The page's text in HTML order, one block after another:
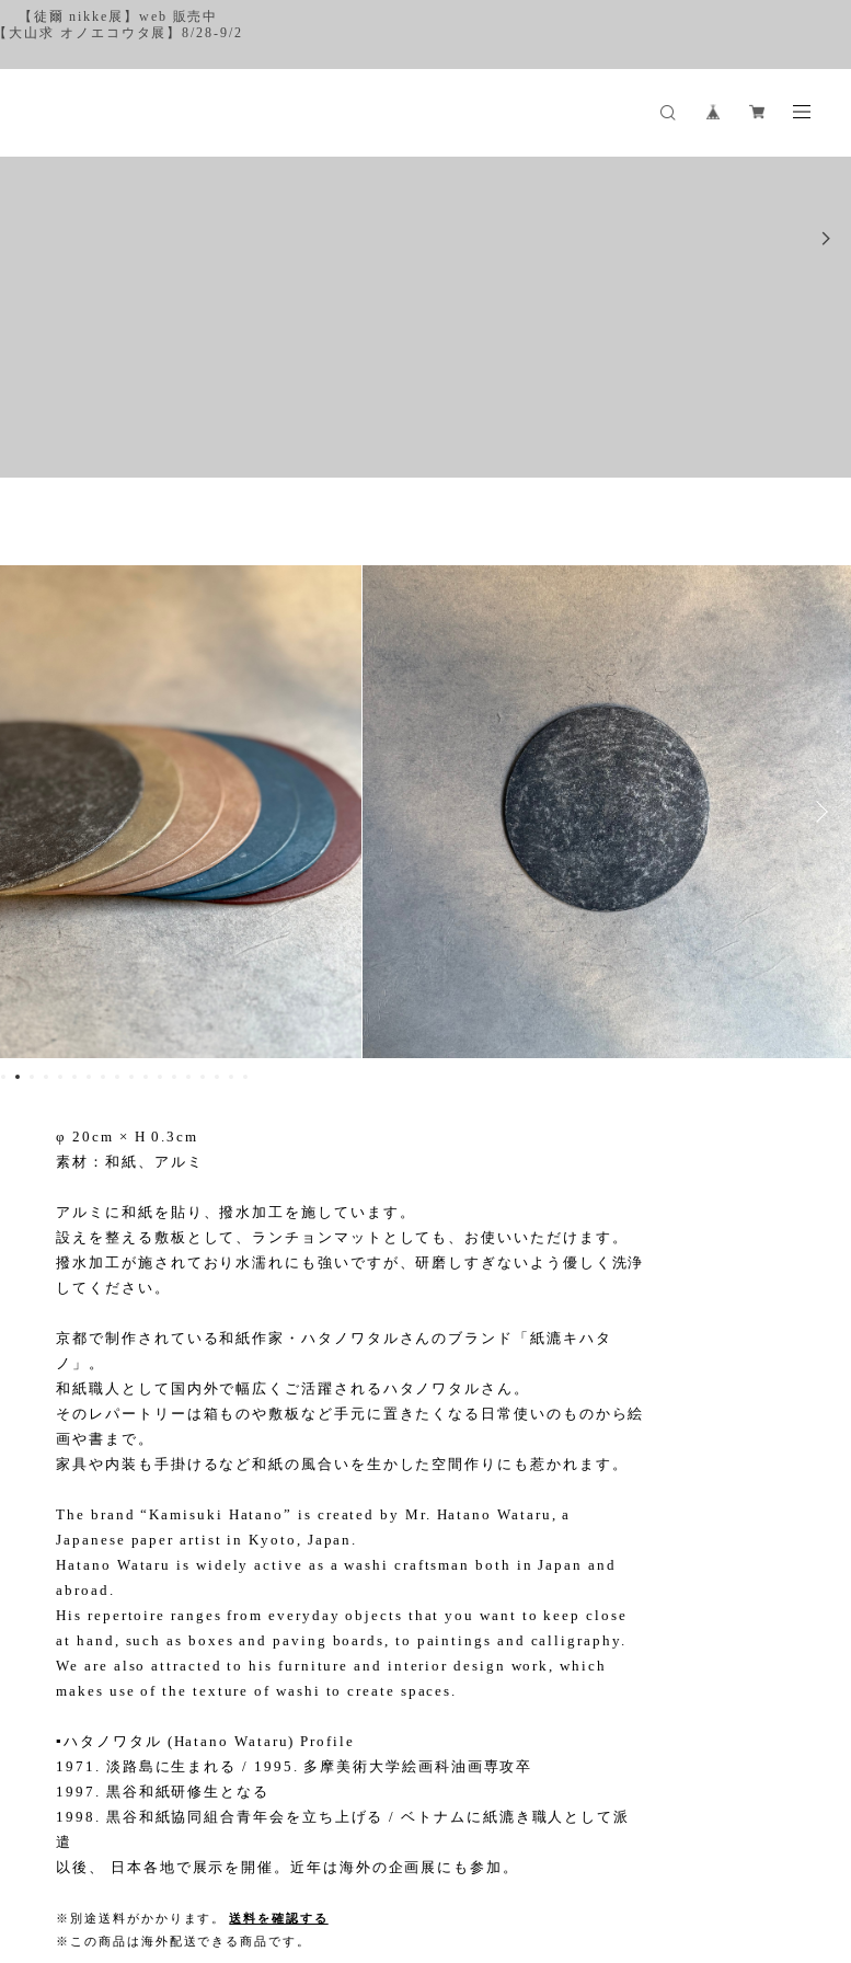
【徒爾 nikke展】web 販売中
【大山求 オノエコウタ展】8/28-9/2
φ 20cm × H 0.3cm
素材：和紙、アルミ
アルミに和紙を貼り、撥水加工を施しています。
設えを整える敷板として、ランチョンマットとしても、お使いいただけます。
撥水加工が施されており水濡れにも強いですが、研磨しすぎないよう優しく洗浄
してください。
京都で制作されている和紙作家・ハタノワタルさんのブランド「紙漉キハタ
ノ」。
和紙職人として国内外で幅広くご活躍されるハタノワタルさん。
そのレパートリーは箱ものや敷板など手元に置きたくなる日常使いのものから絵
画や書まで。
家具や内装も手掛けるなど和紙の風合いを生かした空間作りにも惹かれます。
The brand “Kamisuki Hatano” is created by Mr. Hatano Wataru, a
Japanese paper artist in Kyoto, Japan.
Hatano Wataru is widely active as a washi craftsman both in Japan and
abroad.
His repertoire ranges from everyday objects that you want to keep close
at hand, such as boxes and paving boards, to paintings and calligraphy.
We are also attracted to his furniture and interior design work, which
makes use of the texture of washi to create spaces.
▪️ハタノワタル (Hatano Wataru) Profile
1971. 淡路島に生まれる / 1995. 多摩美術大学絵画科油画専攻卒
1997. 黒谷和紙研修生となる
1998. 黒谷和紙協同組合青年会を立ち上げる / ベトナムに紙漉き職人として派
遣
以後、 日本各地で展示を開催。近年は海外の企画展にも参加。
※別途送料がかかります。
送料を確認する
※この商品は海外配送できる商品です。